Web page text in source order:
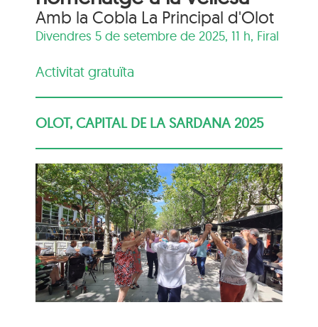
Amb la Cobla La Principal d'Olot
Divendres 5 de setembre de 2025, 11 h, Firal
Activitat gratuïta
OLOT, CAPITAL DE LA SARDANA 2025